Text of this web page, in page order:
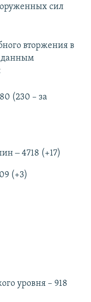
сил
вторжения в
данным
(230 – за
‒ 4718 (+17)
(+3)
уровня – 918